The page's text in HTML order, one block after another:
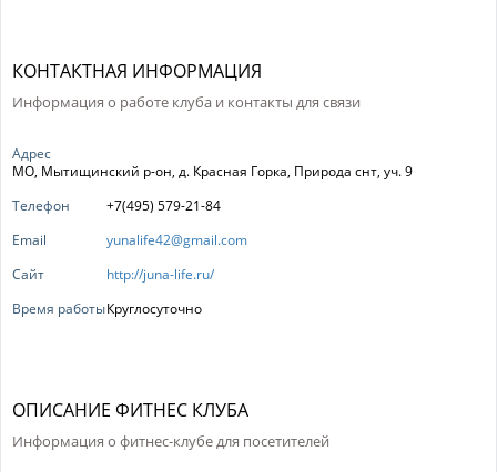
КОНТАКТНАЯ ИНФОРМАЦИЯ
Информация о работе клуба и контакты для связи
Адрес
МО, Мытищинский р-он, д. Красная Горка, Природа снт, уч. 9
Телефон
+7(495) 579-21-84
Email
yunalife42@gmail.com
Сайт
http://juna-life.ru/
Время работыКруглосуточно
ОПИСАНИЕ ФИТНЕС КЛУБА
Информация о фитнес-клубе для посетителей